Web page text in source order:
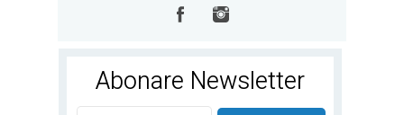
Abonare Newsletter